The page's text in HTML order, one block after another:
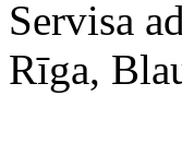
Servisa
Rīga,